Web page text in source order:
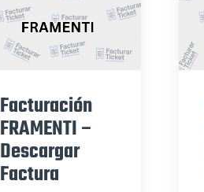
Facturación
FRAMENTI –
Descargar
Factura